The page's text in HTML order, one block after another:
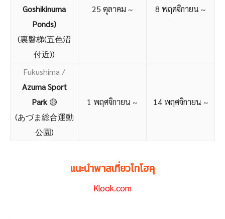
Goshikinuma
Ponds)
(裏磐梯(五色沼
付近))
25 ตุลาคม ~ 8 พฤศจิกายน ~
Fukushima /
Azuma Sport
Park🟡
(あづま総合運動
公園)
1 พฤศจิกายน ~ 14 พฤศจิกายน ~
แนะนำพาสเที่ยวโทโฮคุ
Klook.com